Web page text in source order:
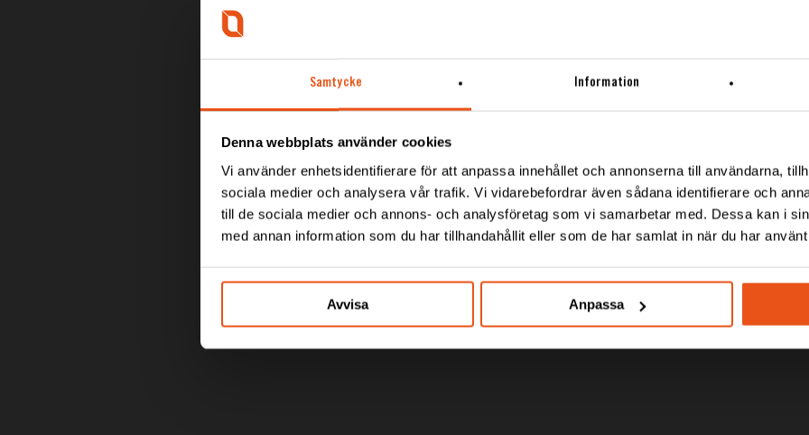
Samtycke Information
Denna webbplats använder cookies
Vi använder enhetsidentifierare för att anpassa innehållet och annonserna till användarna,
sociala medier och analysera vår trafik. Vi vidarebefordrar även sådana identifierare och
till de sociala medier och annons- och analysföretag som vi samarbetar med. Dessa kan i
med annan information som du har tillhandahållit eller som de har samlat in när du har
Avvisa Anpassa
WATER GRIP – PROTECTION
LEAKS
Svekon partnered with Quandify to develop the world’s first battery-
safeguards your home from costly water damage by sending instant
leak.